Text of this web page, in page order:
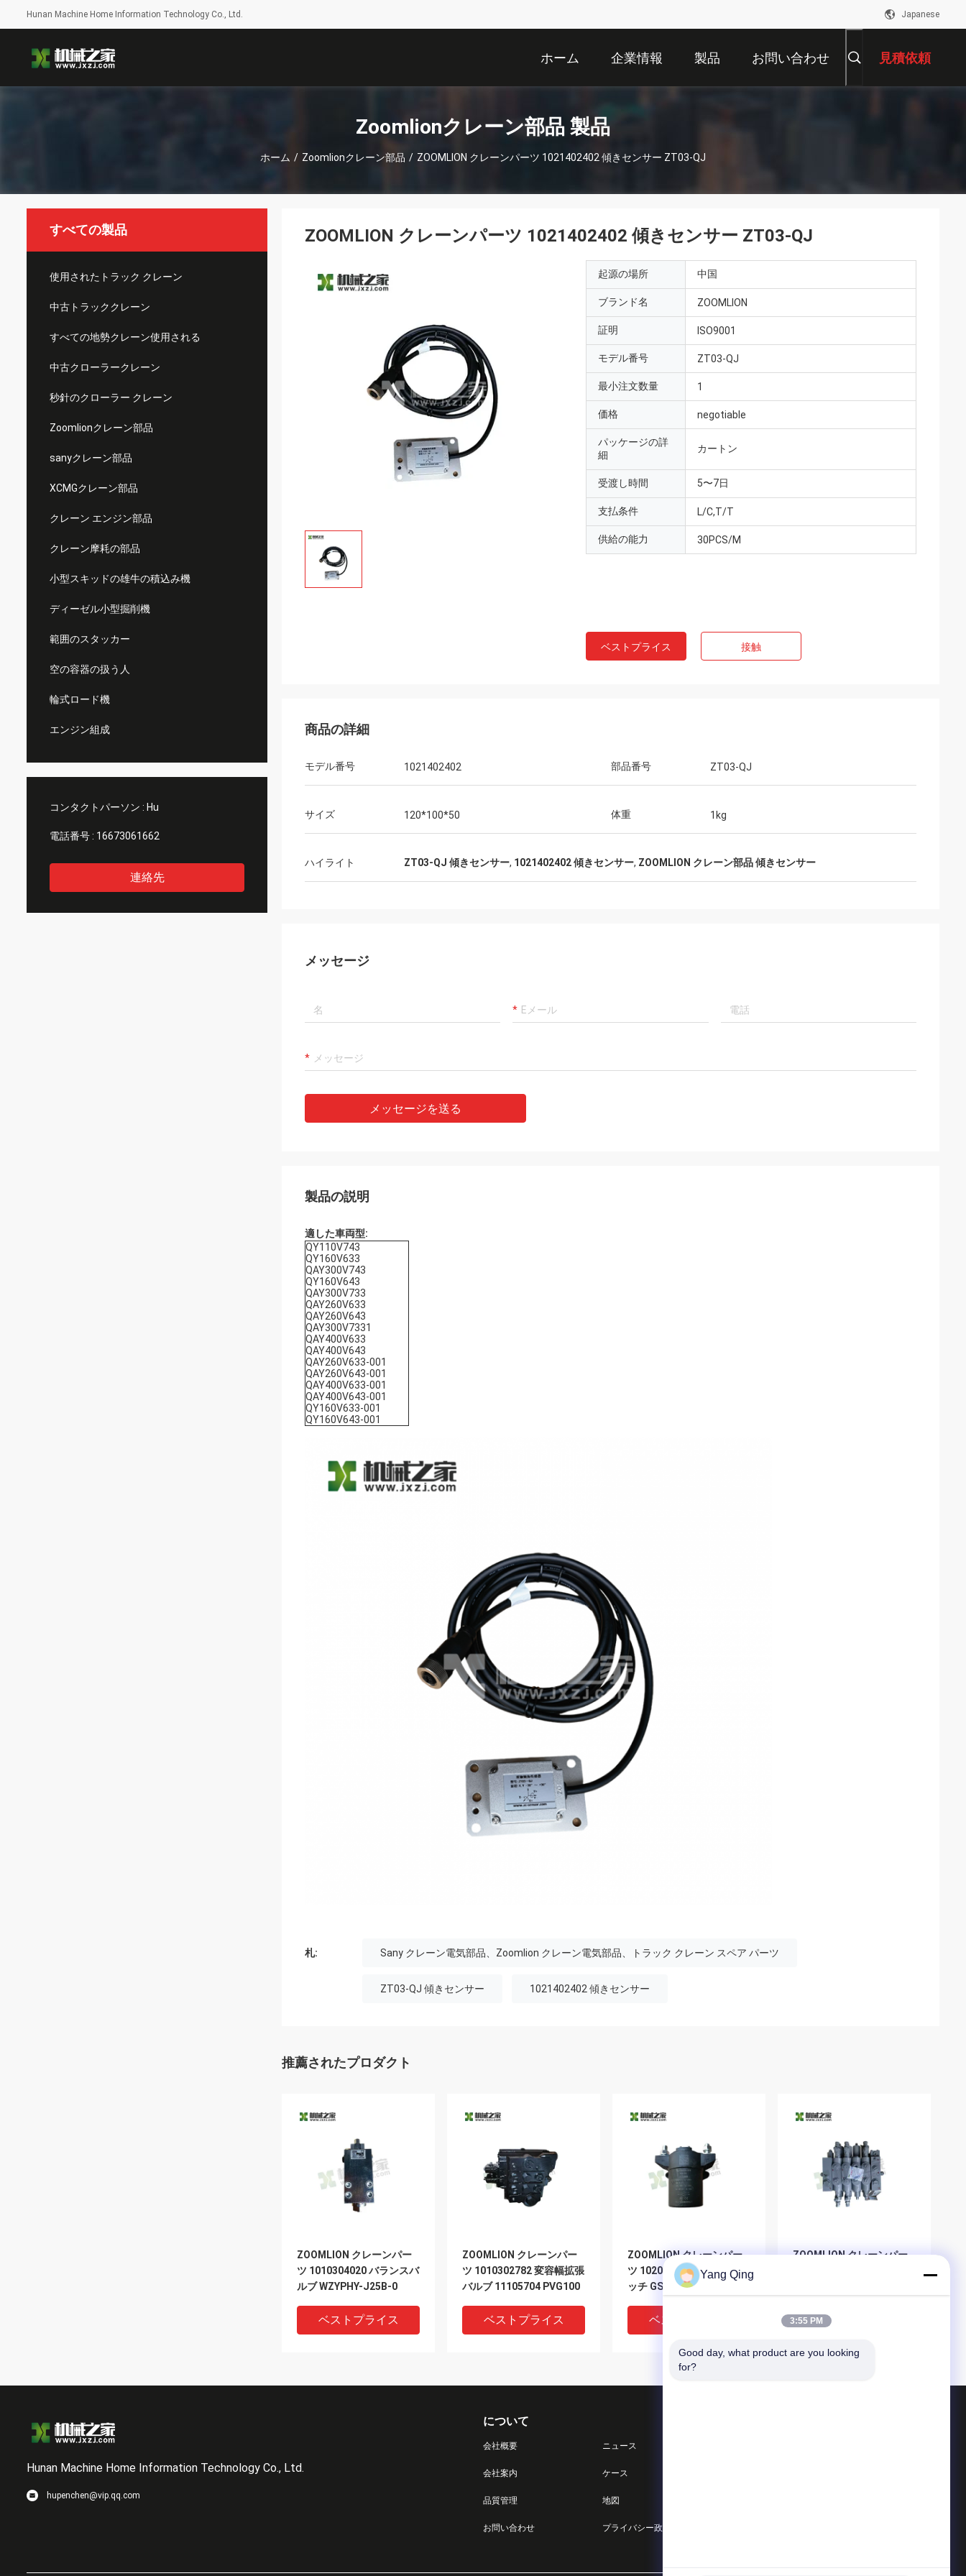
Hunan Machine Home Information Technology Co., Ltd. Japanese
ホーム 企業情報 製品 お問い合わせ 見積依頼
Zoomlionクレーン部品 製品
ホーム / Zoomlionクレーン部品 / ZOOMLION クレーンパーツ 1021402402 傾きセンサー ZT03-QJ
すべての製品
使用されたトラック クレーン
中古トラッククレーン
すべての地勢クレーン使用される
中古クローラークレーン
秒針のクローラー クレーン
Zoomlionクレーン部品
sanyクレーン部品
XCMGクレーン部品
クレーン エンジン部品
クレーン摩耗の部品
小型スキッドの雄牛の積込み機
ディーゼル小型掘削機
範囲のスタッカー
空の容器の扱う人
輪式ロード機
エンジン組成
コンタクトパーソン : Hu
電話番号 : 16673061662
連絡先
ZOOMLION クレーンパーツ 1021402402 傾きセンサー ZT03-QJ
起源の場所 中国
ブランド名 ZOOMLION
証明 ISO9001
モデル番号 ZT03-QJ
最小注文数量 1
価格 negotiable
パッケージの詳
細
カートン
受渡し時間 5〜7日
支払条件 L/C,T/T
供給の能力 30PCS/M
ベストプライス 接触
商品の詳細
モデル番号 1021402402 部品番号 ZT03-QJ
サイズ 120*100*50 体重 1kg
ハイライト ZT03-QJ 傾きセンサー, 1021402402 傾きセンサー, ZOOMLION クレーン部品 傾きセンサー
メッセージ
メッセージを送る
製品の説明
適した車両型:
QY110V743
QY160V633
QAY300V743
QY160V643
QAY300V733
QAY260V633
QAY260V643
QAY300V7331
QAY400V633
QAY400V643
QAY260V633-001
QAY260V643-001
QAY400V633-001
QAY400V643-001
QY160V633-001
QY160V643-001
札: Sany クレーン電気部品、Zoomlion クレーン電気部品、トラック クレーン スペア パーツ
ZT03-QJ 傾きセンサー 1021402402 傾きセンサー
推薦されたプロダクト
ZOOMLION クレーンパー
ツ 1010304020 バランスバ
ルブ WZYPHY-J25B-0
ベストプライス
ZOOMLION クレーンパー
ツ 1010302782 変容幅拡張
バルブ 11105704 PVG100
ベストプライス
ZOOMLION クレーンパー
ツ 1020520754 メインスイ
ッチ GSZ6-400
ベストプライス
ZOOMLION クレーンパー
ベストプライス
ZOOMLION クレーンパー
ZOOMLION クレーンパー
Hunan Machine Home Information Technology Co., Ltd.
hupenchen@vip.qq.com
について
会社概要
会社案内
品質管理
お問い合わせ
ニュース
ケース
地図
プライバシー政策
Yang Qing
3:55 PM
Good day, what product are you looking
for?